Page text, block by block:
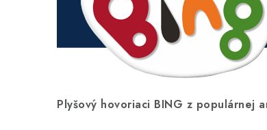
Plyšový hovoriaci BING z populárnej